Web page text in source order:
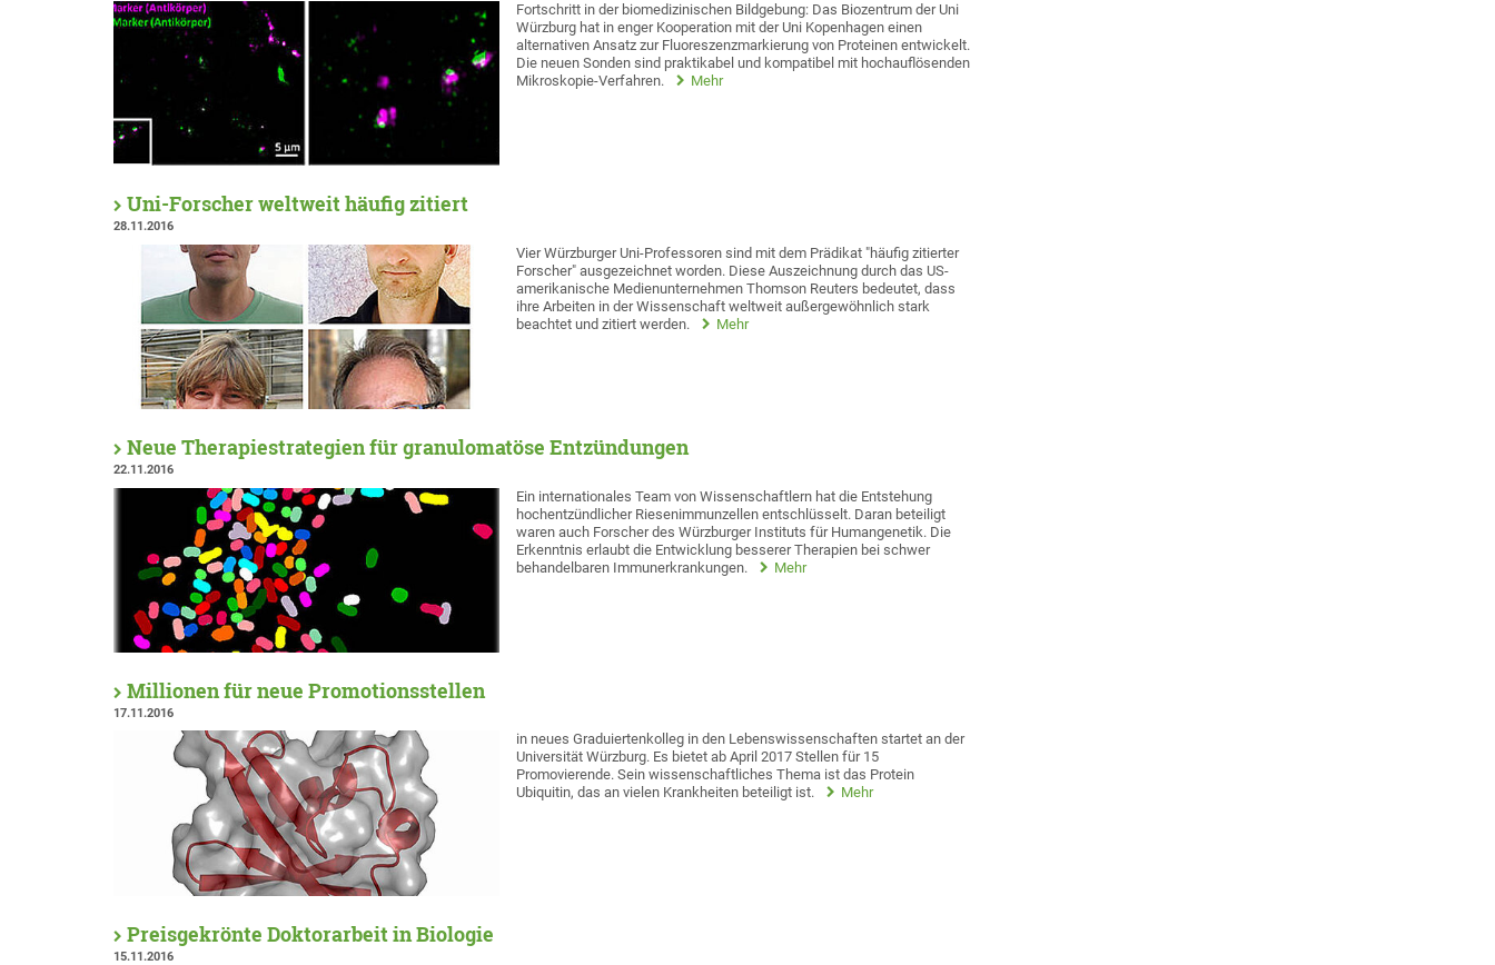
Fortschritt in der biomedizinischen Bildgebung: Das Biozentrum der Uni
Würzburg hat in enger Kooperation mit der Uni Kopenhagen einen
alternativen Ansatz zur Fluoreszenzmarkierung von Proteinen entwickelt.
Die neuen Sonden sind praktikabel und kompatibel mit hochauflösenden
Mikroskopie-Verfahren.
Mehr
Uni-Forscher weltweit häufig zitiert
28.11.2016
Vier Würzburger Uni-Professoren sind mit dem Prädikat "häufig zitierter
Forscher" ausgezeichnet worden. Diese Auszeichnung durch das US-
amerikanische Medienunternehmen Thomson Reuters bedeutet, dass
ihre Arbeiten in der Wissenschaft weltweit außergewöhnlich stark
beachtet und zitiert werden.
Mehr
Neue Therapiestrategien für granulomatöse Entzündungen
22.11.2016
Ein internationales Team von Wissenschaftlern hat die Entstehung
hochentzündlicher Riesenimmunzellen entschlüsselt. Daran beteiligt
waren auch Forscher des Würzburger Instituts für Humangenetik. Die
Erkenntnis erlaubt die Entwicklung besserer Therapien bei schwer
behandelbaren Immunerkrankungen.
Mehr
Millionen für neue Promotionsstellen
17.11.2016
in neues Graduiertenkolleg in den Lebenswissenschaften startet an der
Universität Würzburg. Es bietet ab April 2017 Stellen für 15
Promovierende. Sein wissenschaftliches Thema ist das Protein
Ubiquitin, das an vielen Krankheiten beteiligt ist.
Mehr
Preisgekrönte Doktorarbeit in Biologie
15.11.2016